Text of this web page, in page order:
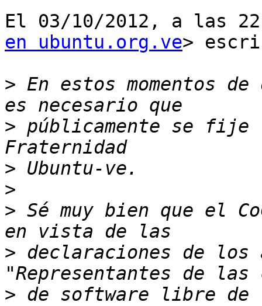
El 03/10/2012, a las
en ubuntu.org.ve>
> En estos momentos
> públicamente se
>
>
> Sé muy bien que el
> declaraciones de los
> de software libre de